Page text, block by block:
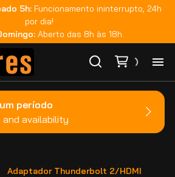
5h: Funcionamento ininterrupto, 24h
por dia!
Aberto das 8h às 18h.
Adaptador Thunderbolt 2/HDMI